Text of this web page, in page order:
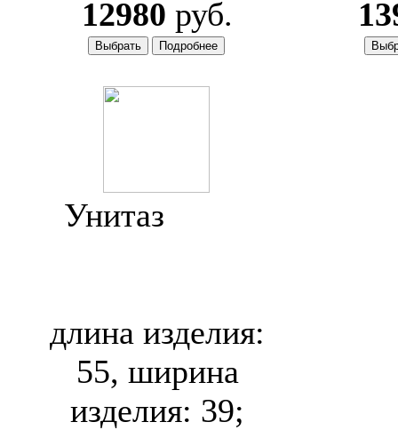
12980 руб.
Унитаз
длина изделия:
55, ширина
изделия: 39;